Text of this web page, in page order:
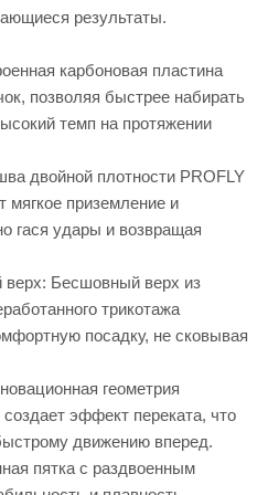
результаты.
карбоновая пластина
позволяя быстрее набирать
темп на протяжении
двойной плотности PROFLY
мягкое приземление и
гася удары и возвращая
Бесшовный верх из
трикотажа
посадку, не сковывая
геометрия
эффект переката, что
движению вперед.
пятка с раздвоенным